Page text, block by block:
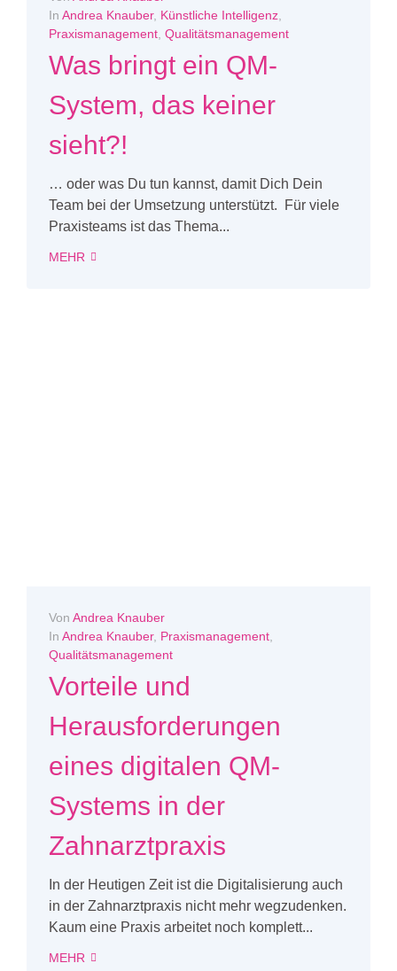
In Andrea Knauber, Künstliche Intelligenz
Praxismanagement Qualitätsmanagement
Was bringt ein QM-
System, das keiner
sieht?!
… oder was Du tun kannst, damit Dich Dein
Team bei der Umsetzung unterstützt. Für viele
Praxisteams ist das Thema...
MEHR
Von Andrea Knauber
In Andrea Knauber, Praxismanagement
Qualitätsmanagement
Vorteile und
Herausforderungen
eines digitalen QM-
Systems in der
Zahnarztpraxis
In der Heutigen Zeit ist die Digitalisierung auch
in der Zahnarztpraxis nicht mehr wegzudenken.
Kaum eine Praxis arbeitet noch komplett...
MEHR